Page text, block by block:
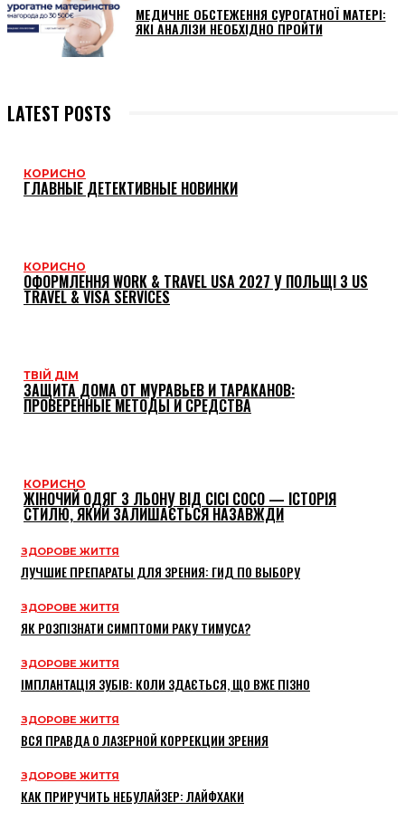
МЕДИЧНЕ ОБСТЕЖЕННЯ СУРОГАТНОЇ МАТЕРІ:
ЯКІ АНАЛІЗИ НЕОБХІДНО ПРОЙТИ
LATEST POSTS
КОРИСНО
ГЛАВНЫЕ ДЕТЕКТИВНЫЕ НОВИНКИ
КОРИСНО
ОФОРМЛЕННЯ WORK & TRAVEL USA 2027 У ПОЛЬЩІ З US
TRAVEL & VISA SERVICES
ТВІЙ ДІМ
ЗАЩИТА ДОМА ОТ МУРАВЬЕВ И ТАРАКАНОВ:
ПРОВЕРЕННЫЕ МЕТОДЫ И СРЕДСТВА
КОРИСНО
ЖІНОЧИЙ ОДЯГ З ЛЬОНУ ВІД CICI COCO — ІСТОРІЯ
СТИЛЮ, ЯКИЙ ЗАЛИШАЄТЬСЯ НАЗАВЖДИ
ЗДОРОВЕ ЖИТТЯ
ЛУЧШИЕ ПРЕПАРАТЫ ДЛЯ ЗРЕНИЯ: ГИД ПО ВЫБОРУ
ЗДОРОВЕ ЖИТТЯ
ЯК РОЗПІЗНАТИ СИМПТОМИ РАКУ ТИМУСА?
ЗДОРОВЕ ЖИТТЯ
ІМПЛАНТАЦІЯ ЗУБІВ: КОЛИ ЗДАЄТЬСЯ, ЩО ВЖЕ ПІЗНО
ЗДОРОВЕ ЖИТТЯ
ВСЯ ПРАВДА О ЛАЗЕРНОЙ КОРРЕКЦИИ ЗРЕНИЯ
ЗДОРОВЕ ЖИТТЯ
КАК ПРИРУЧИТЬ НЕБУЛАЙЗЕР: ЛАЙФХАКИ